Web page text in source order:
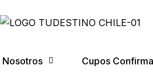
Nosotros Cupos